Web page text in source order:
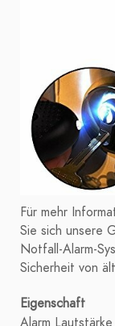
Für mehr
Sie sich unsere
Notfall-Alarm-
Sicherheit von
Eigenschaft